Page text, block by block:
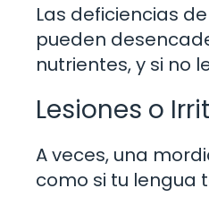
Las deficiencias
pueden
nutrientes, y si no
Lesiones o
A veces, una
como si tu lengua